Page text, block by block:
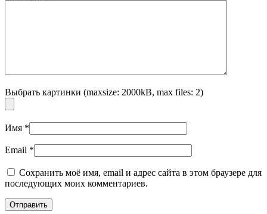
Выбрать картинки (maxsize: 2000kB, max files: 2)
Имя *
Email *
Сохранить моё имя, email и адрес сайта в этом браузере для
последующих моих комментариев.